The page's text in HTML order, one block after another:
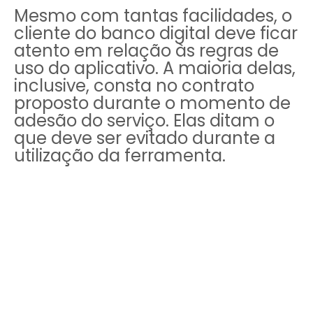
Mesmo com tantas facilidades, o
cliente do banco digital deve ficar
atento em relação às regras de
uso do aplicativo. A maioria delas,
inclusive, consta no contrato
proposto durante o momento de
adesão do serviço. Elas ditam o
que deve ser evitado durante a
utilização da ferramenta.